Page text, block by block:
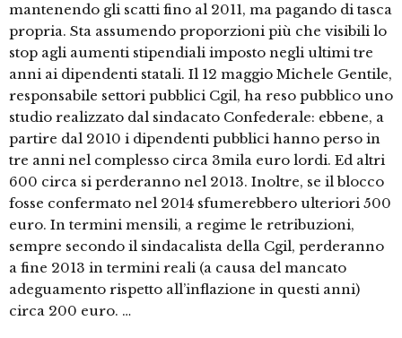
mantenendo gli scatti fino al 2011, ma pagando di tasca
propria. Sta assumendo proporzioni più che visibili lo
stop agli aumenti stipendiali imposto negli ultimi tre
anni ai dipendenti statali. Il 12 maggio Michele Gentile,
responsabile settori pubblici Cgil, ha reso pubblico uno
studio realizzato dal sindacato Confederale: ebbene, a
partire dal 2010 i dipendenti pubblici hanno perso in
tre anni nel complesso circa 3mila euro lordi. Ed altri
600 circa si perderanno nel 2013. Inoltre, se il blocco
fosse confermato nel 2014 sfumerebbero ulteriori 500
euro. In termini mensili, a regime le retribuzioni,
sempre secondo il sindacalista della Cgil, perderanno
a fine 2013 in termini reali (a causa del mancato
adeguamento rispetto all’inflazione in questi anni)
circa 200 euro. …